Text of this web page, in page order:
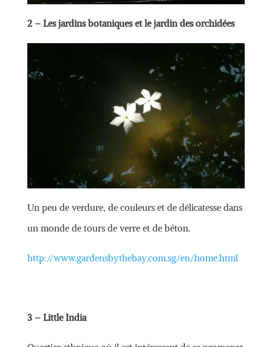
2 – Les jardins botaniques et le jardin des orchidées
Un peu de verdure, de couleurs et de délicatesse dans
un monde de tours de verre et de béton.
http://www.gardensbythebay.com.sg/en/home.html
3 – Little India